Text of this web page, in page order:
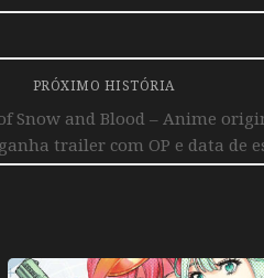
PRÓXIMO HISTÓRIA
Snow and Blood – Anime
trailer com OP e data de